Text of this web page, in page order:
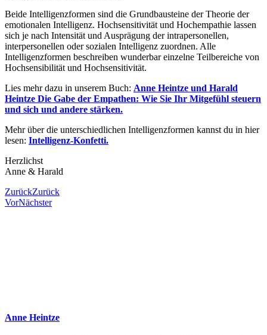
Beide Intelligenzformen sind die Grundbausteine der Theorie der
emotionalen Intelligenz. Hochsensitivität und Hochempathie lassen
sich je nach Intensität und Ausprägung der intrapersonellen,
interpersonellen oder sozialen Intelligenz zuordnen. Alle
Intelligenzformen beschreiben wunderbar einzelne Teilbereiche von
Hochsensibilität und Hochsensitivität.
Lies mehr dazu in unserem Buch: Anne Heintze und Harald
Heintze Die Gabe der Empathen: Wie Sie Ihr Mitgefühl steuern
und sich und andere stärken.
Mehr über die unterschiedlichen Intelligenzformen kannst du in hier
lesen: Intelligenz-Konfetti.
Herzlichst
Anne & Harald
ZurückZurück
VorNächster
Anne Heintze